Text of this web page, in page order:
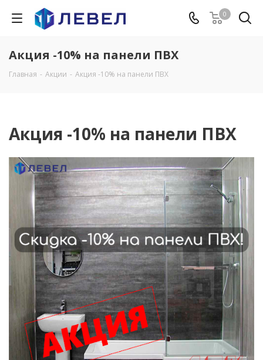
0
Акция -10% на панели ПВХ
Главная - Акции - Акция -10% на панели ПВХ
Акция -10% на панели ПВХ